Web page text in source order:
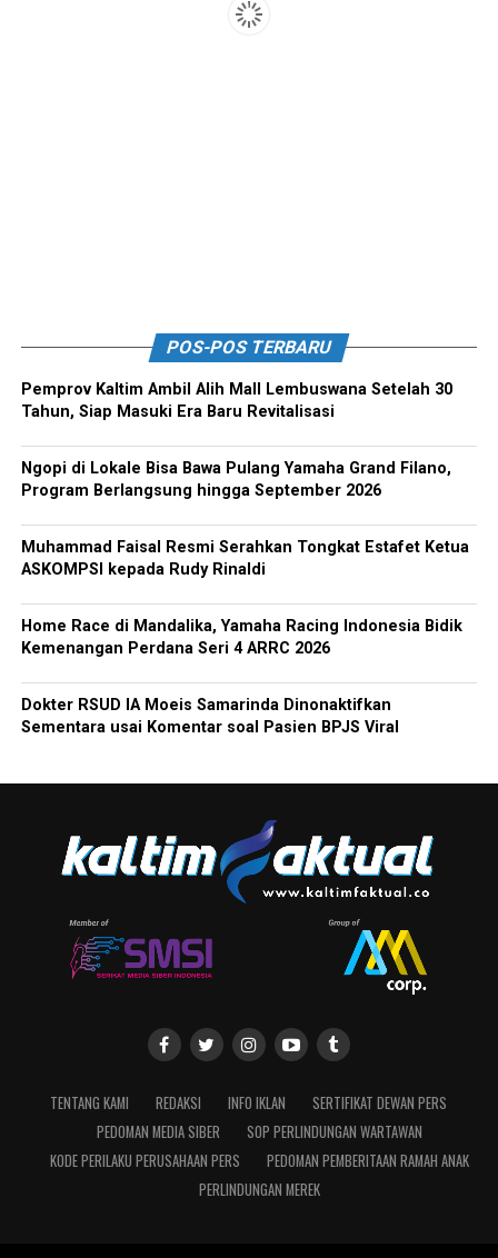
POS-POS TERBARU
Pemprov Kaltim Ambil Alih Mall Lembuswana Setelah 30
Tahun, Siap Masuki Era Baru Revitalisasi
Ngopi di Lokale Bisa Bawa Pulang Yamaha Grand Filano,
Program Berlangsung hingga September 2026
Muhammad Faisal Resmi Serahkan Tongkat Estafet Ketua
ASKOMPSI kepada Rudy Rinaldi
Home Race di Mandalika, Yamaha Racing Indonesia Bidik
Kemenangan Perdana Seri 4 ARRC 2026
Dokter RSUD IA Moeis Samarinda Dinonaktifkan
Sementara usai Komentar soal Pasien BPJS Viral
TENTANG KAMI REDAKSI INFO IKLAN
SERTIFIKAT DEWAN PERS
PEDOMAN MEDIA SIBER
SOP PERLINDUNGAN WARTAWAN
KODE PERILAKU PERUSAHAAN PERS
PEDOMAN PEMBERITAAN RAMAH ANAK
PERLINDUNGAN MEREK